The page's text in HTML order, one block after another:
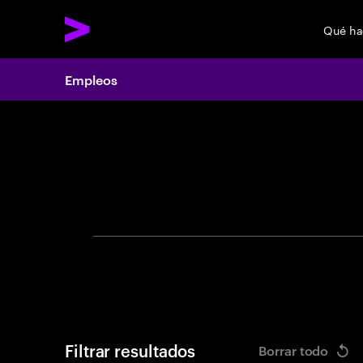
Qué
Empleos
Filtrar resultados Borrar todo